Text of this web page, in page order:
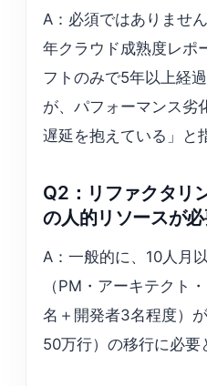
A：必須ではありませ
年クラウド成熟度レポ
フトのみで5年以上経
が、パフォーマンス劣
遅延を抱えている」と
Q2：リファクタリ
の人的リソースが
A：一般的に、10人月
（PM・アーキテクト
名＋開発者3名程度）
50万行）の移行に必要